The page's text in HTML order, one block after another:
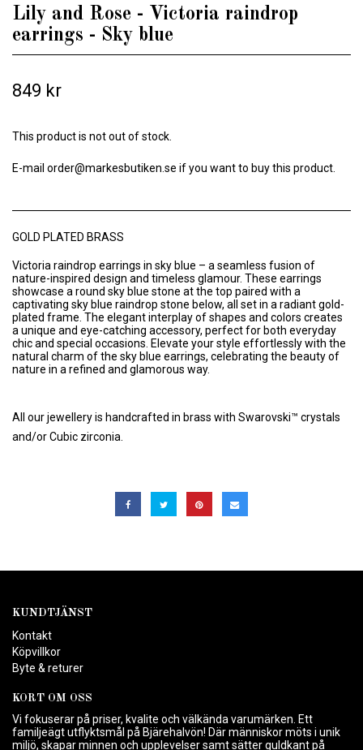
Lily and Rose - Victoria raindrop
earrings - Sky blue
849 kr
This product is not out of stock.
E-mail order@markesbutiken.se if you want to buy this product.
GOLD PLATED BRASS
Victoria raindrop earrings in sky blue – a seamless fusion of
nature-inspired design and timeless glamour. These earrings
showcase a round sky blue stone at the top paired with a
captivating sky blue raindrop stone below, all set in a radiant gold-
plated frame. The elegant interplay of shapes and colors creates
a unique and eye-catching accessory, perfect for both everyday
chic and special occasions. Elevate your style effortlessly with the
natural charm of the sky blue earrings, celebrating the beauty of
nature in a refined and glamorous way.
All our jewellery is handcrafted in brass with Swarovski™ crystals
and/or Cubic zirconia.
KUNDTJÄNST
Kontakt
Köpvillkor
Byte & returer
KORT OM OSS
Vi fokuserar på priser, kvalite och välkända varumärken. Ett
familjeägt utflyktsmål på Bjärehalvön! Där människor möts i unik
miljö, skapar minnen och upplevelser samt sätter guldkant på